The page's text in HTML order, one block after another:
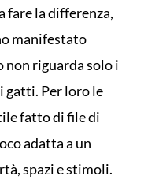
fare la differenza,
manifestato
non riguarda solo i
gatti. Per loro le
fatto di file di
adatta a un
spazi e stimoli.